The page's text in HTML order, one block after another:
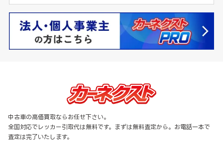
中古車の高価買取ならお任せ下さい。
全国対応でレッカー引取代は無料です。まずは無料査定から。お電話一本で
査定は完了いたします。